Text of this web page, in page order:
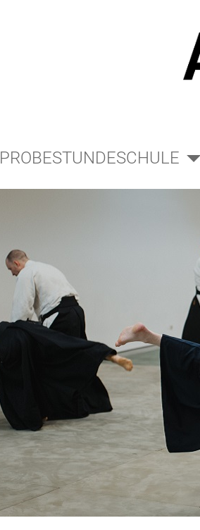
PROBESTUNDESCHULE